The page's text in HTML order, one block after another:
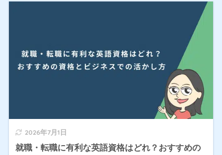
2026年7月1日
就職・転職に有利な英語資格はどれ？おすすめの